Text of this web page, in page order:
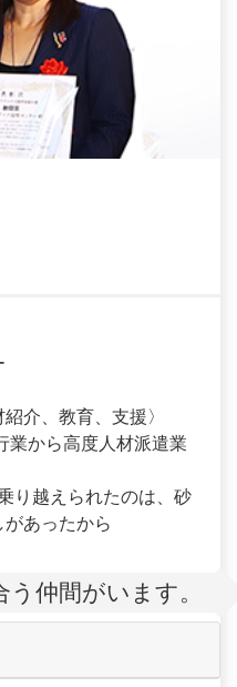
介、教育、支援〉
業から高度人材派遣業
り越えられたのは、砂
あったから
仲間がいます。